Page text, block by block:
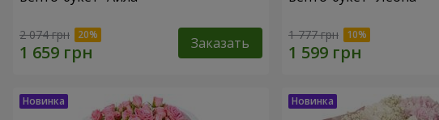
2 074 грн Заказать 1 777 грн